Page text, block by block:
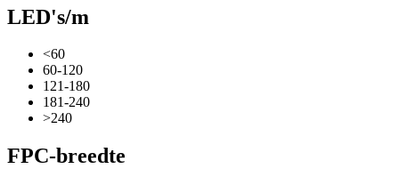
LED's/m
<60
60-120
121-180
181-240
>240
FPC-breedte